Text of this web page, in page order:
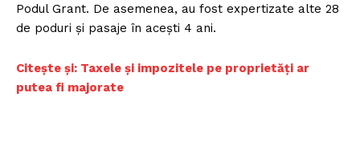
Podul Grant. De asemenea, au fost expertizate alte 28
de poduri și pasaje în acești 4 ani.
Citește și: Taxele și impozitele pe proprietăți ar
putea fi majorate